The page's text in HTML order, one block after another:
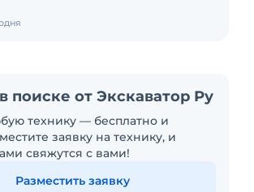
поиске от Экскаватор Ру
технику — бесплатно и
заявку на технику, и
свяжутся с вами!
Разместить заявку